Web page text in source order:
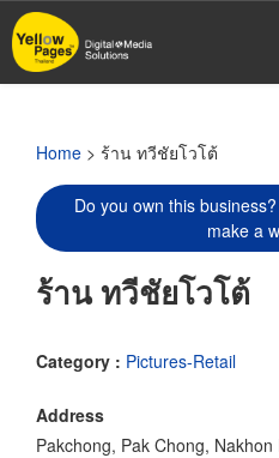
Skip
to
main
Home > ร้าน ทวีชัยโวโต้
Do you own this
make a
ร้าน ทวีชัยโวโต้
Category : Pictures-Retail
Address
Pakchong, Pak Chong,